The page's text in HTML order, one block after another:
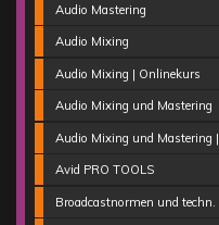
Audio Mastering
Audio Mixing
Audio Mixing | Onlinekurs
Audio Mixing und Mastering
Audio Mixing und Mastering
Avid PRO TOOLS
Broadcastnormen und